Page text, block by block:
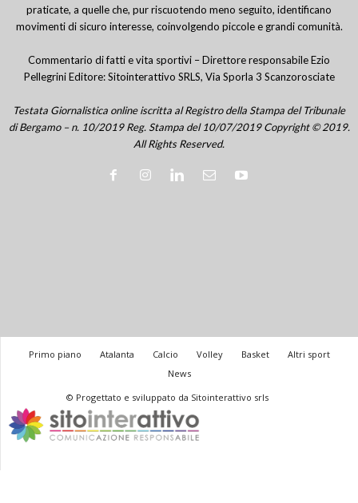
praticate, a quelle che, pur riscuotendo meno seguito, identificano
movimenti di sicuro interesse, coinvolgendo piccole e grandi comunità.
Commentario di fatti e vita sportivi – Direttore responsabile Ezio
Pellegrini Editore: Sitointerattivo SRLS, Via Sporla 3 Scanzorosciate
Testata Giornalistica online iscritta al Registro della Stampa del Tribunale
di Bergamo – n. 10/2019 Reg. Stampa del 10/07/2019 Copyright © 2019.
All Rights Reserved.
Primo piano Atalanta Calcio Volley Basket
Altri sport
News
© Progettato e sviluppato da Sitointerattivo srls